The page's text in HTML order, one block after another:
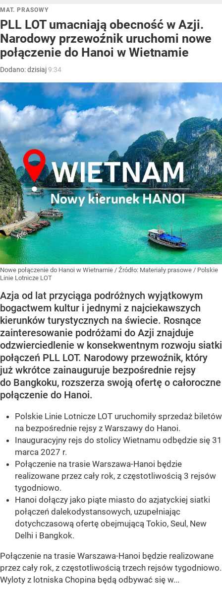
MAT. PRASOWY
PLL LOT umacniają obecność w Azji.
Narodowy przewoźnik uruchomi nowe
połączenie do Hanoi w Wietnamie
Dodano:dzisiaj9:34
Nowe połączenie do Hanoi w Wietnamie / Źródło: Materiały prasowe / Polskie
Linie Lotnicze LOT
Azja od lat przyciąga podróżnych wyjątkowym
bogactwem kultur i jednymi z najciekawszych
kierunków turystycznych na świecie. Rosnące
zainteresowanie podróżami do Azji znajduje
odzwierciedlenie w konsekwentnym rozwoju siatki
połączeń PLL LOT. Narodowy przewoźnik, który
już wkrótce zainauguruje bezpośrednie rejsy
do Bangkoku, rozszerza swoją ofertę o całoroczne
połączenie do Hanoi.
Polskie Linie Lotnicze LOT uruchomiły sprzedaż biletów
na bezpośrednie rejsy z Warszawy do Hanoi.
Inauguracyjny rejs do stolicy Wietnamu odbędzie się 31
marca 2027 r.
Połączenie na trasie Warszawa-Hanoi będzie
realizowane przez cały rok, z częstotliwością 3 rejsów
tygodniowo.
Hanoi dołączy jako piąte miasto do azjatyckiej siatki
połączeń dalekodystansowych, uzupełniając
dotychczasową ofertę obejmującą Tokio, Seul, New
Delhi i Bangkok.
Połączenie na trasie Warszawa-Hanoi będzie realizowane
przez cały rok, z częstotliwością trzech rejsów tygodniowo.
Wyloty z lotniska Chopina będą odbywać się w...